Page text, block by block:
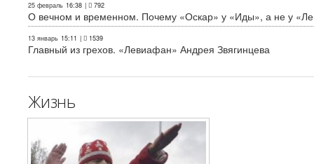
25 февраль 16:38 | 792
О вечном и временном. Почему «Оскар» у «Иды», а не у
13 январь 15:11 | 1539
Главный из грехов. «Левиафан» Андрея Звягинцева
Жизнь